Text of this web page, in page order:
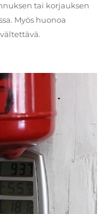
tai korjauksen
Myös huonoa